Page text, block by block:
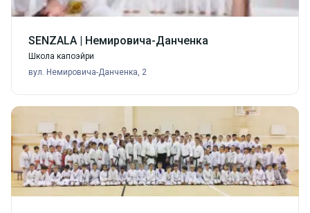
SENZALA | Немировича-Данченка
Школа капоэйри
вул. Немировича-Данченка, 2